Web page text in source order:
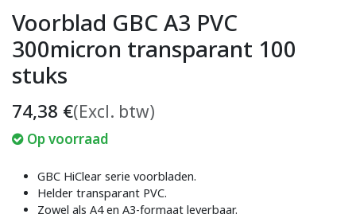
Voorblad GBC A3 PVC
300micron transparant 100
stuks
74,38 €(Excl. btw)
Op voorraad
GBC HiClear serie voorbladen.
Helder transparant PVC.
Zowel als A4 en A3-formaat leverbaar.